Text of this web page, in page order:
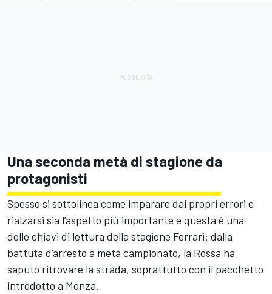
Una seconda metà di stagione da
protagonisti
Spesso si sottolinea come imparare dai propri errori e
rialzarsi sia l’aspetto più importante e questa è una
delle chiavi di lettura della stagione Ferrari: dalla
battuta d’arresto a metà campionato, la Rossa ha
saputo ritrovare la strada, soprattutto con il pacchetto
introdotto a Monza.